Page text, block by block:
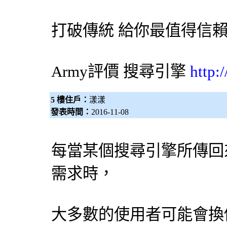
打破傳統 給你最值得信
Army評價 搜尋引擎
5 樓住戶： 漾漾
發表時間： 2016-11-08
每當某個搜尋引擎所傳
需求時，
大多數的使用者可能會